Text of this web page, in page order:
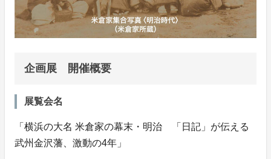
企画展 開催概要
展覧会名
「横浜の大名 米倉家の幕末・明治 「日記」が伝える
武州金沢藩、激動の4年」